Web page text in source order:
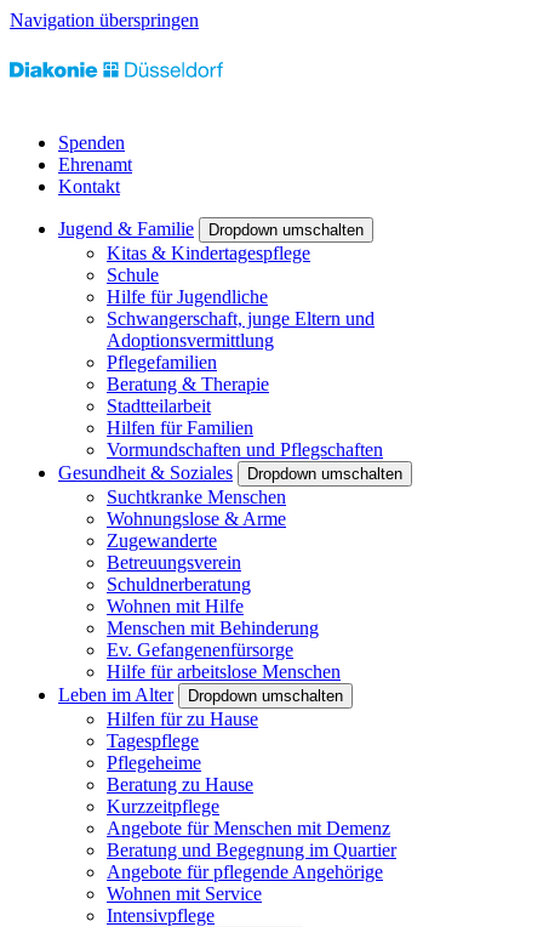
Navigation überspringen
Spenden
Ehrenamt
Kontakt
Jugend & Familie Dropdown umschalten
Kitas & Kindertagespflege
Schule
Hilfe für Jugendliche
Schwangerschaft, junge Eltern und
Adoptionsvermittlung
Pflegefamilien
Beratung & Therapie
Stadtteilarbeit
Hilfen für Familien
Vormundschaften und Pflegschaften
Gesundheit & Soziales
Dropdown umschalten
Suchtkranke Menschen
Wohnungslose & Arme
Zugewanderte
Betreuungsverein
Schuldnerberatung
Wohnen mit Hilfe
Menschen mit Behinderung
Ev. Gefangenenfürsorge
Hilfe für arbeitslose Menschen
Leben im Alter
Dropdown umschalten
Hilfen für zu Hause
Tagespflege
Pflegeheime
Beratung zu Hause
Kurzzeitpflege
Angebote für Menschen mit Demenz
Beratung und Begegnung im Quartier
Angebote für pflegende Angehörige
Wohnen mit Service
Intensivpflege